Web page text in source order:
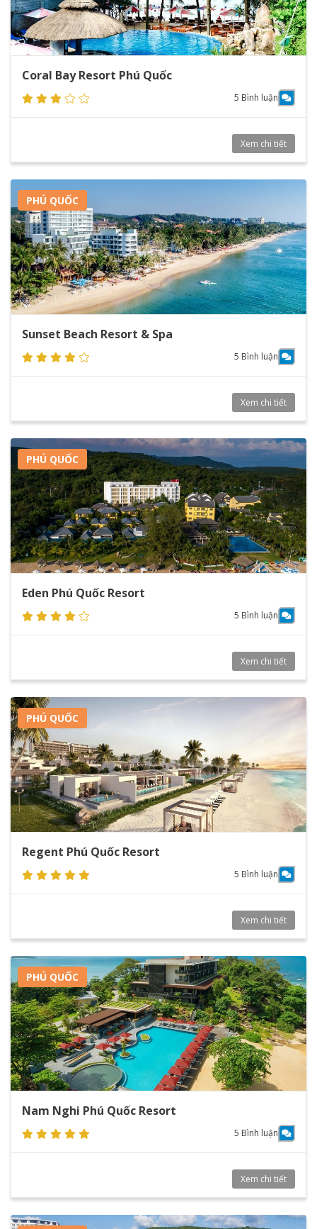
Coral Bay Resort Phú Quốc
5 Bình luận
Xem chi tiết
PHÚ QUỐC
Sunset Beach Resort & Spa
5 Bình luận
Xem chi tiết
PHÚ QUỐC
Eden Phú Quốc Resort
5 Bình luận
Xem chi tiết
PHÚ QUỐC
Regent Phú Quốc Resort
5 Bình luận
Xem chi tiết
PHÚ QUỐC
Nam Nghi Phú Quốc Resort
5 Bình luận
Xem chi tiết